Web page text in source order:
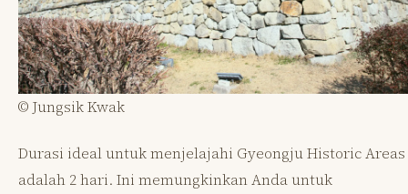
© Jungsik Kwak
Durasi ideal untuk menjelajahi Gyeongju Historic Areas
adalah 2 hari. Ini memungkinkan Anda untuk